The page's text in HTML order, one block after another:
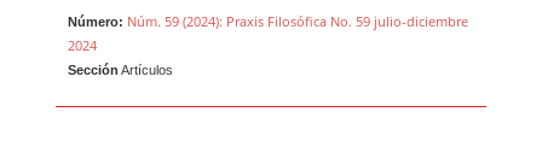
Número: Núm. 59 (2024): Praxis Filosófica No. 59 julio-diciembre
2024
Sección Artículos